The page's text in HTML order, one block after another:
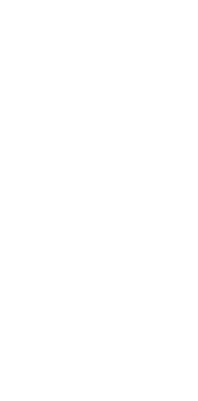
a zábavy. Resort
nabídka večerní zábavy.